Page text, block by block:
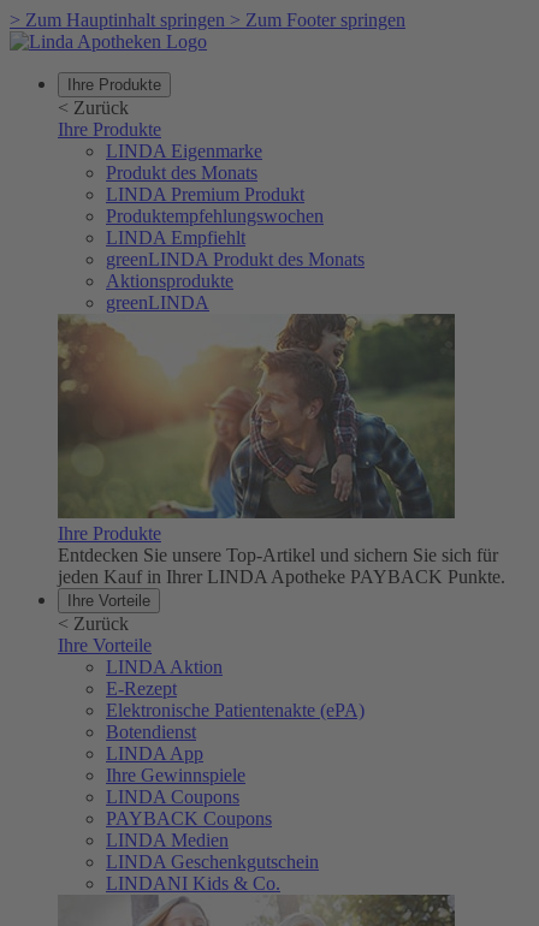
> Zum Hauptinhalt springen > Zum Footer springen
Ihre Produkte
< Zurück
Ihre Produkte
LINDA Eigenmarke
Produkt des Monats
LINDA Premium Produkt
Produktempfehlungswochen
LINDA Empfiehlt
greenLINDA Produkt des Monats
Aktionsprodukte
greenLINDA
Ihre Produkte
Entdecken Sie unsere Top-Artikel und sichern Sie sich für
jeden Kauf in Ihrer LINDA Apotheke PAYBACK Punkte.
Ihre Vorteile
< Zurück
Ihre Vorteile
LINDA Aktion
E-Rezept
Elektronische Patientenakte (ePA)
Botendienst
LINDA App
Ihre Gewinnspiele
LINDA Coupons
PAYBACK Coupons
LINDA Medien
LINDA Geschenkgutschein
LINDANI Kids & Co.